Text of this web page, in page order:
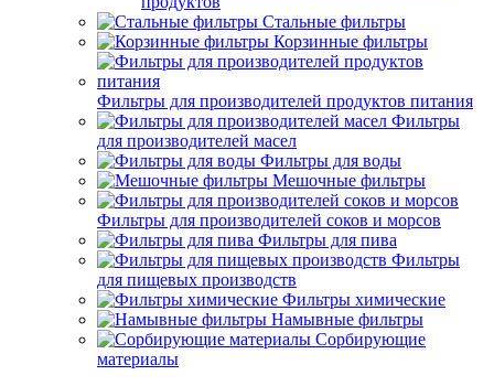
Стальные фильтры
Корзинные фильтры
Фильтры для производителей продуктов питания
Фильтры
для производителей масел
Фильтры для воды
Мешочные фильтры
Фильтры для производителей соков и морсов
Фильтры для пива
Фильтры
для пищевых производств
Фильтры химические
Намывные фильтры
Сорбирующие
материалы